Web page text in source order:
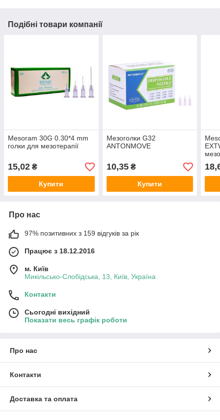
Подібні товари компанії
Mesoram 30G 0.30*4 mm
голки для мезотерапії
15,02 ₴
Купити
Мезоголки G32
ANTONMOVE
10,35₴
Купити
Про нас
97% позитивних з 159 відгуків за рік
Працює з 18.12.2016
м. Київ
Микільсько-Слобідська, 13, Київ, Україна
Контакти
Сьогодні вихідний
Показати весь графік роботи
Про нас
Контакти
Доставка та оплата